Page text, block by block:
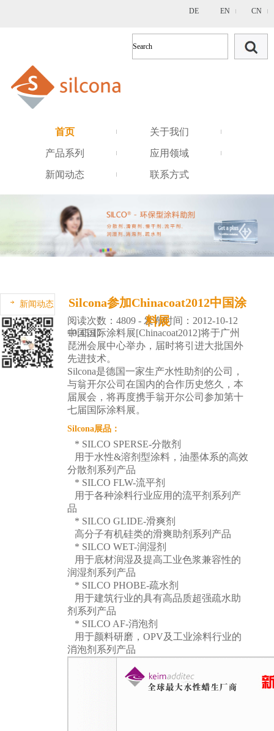
CN
EN
DE
首页 关于我们
产品系列 应用领域
新闻动态 联系方式
新闻动态
Silcona参加Chinacoat2012中国涂
料展
阅读次数：4809 - 发布时间：2012-10-12
10:45:17
中国国际涂料展[Chinacoat2012]将于广州
琵洲会展中心举办，届时将引进大批国外
先进技术。
Silcona是德国一家生产水性助剂 的公司，
与翁开尔公司在国内的合作历史悠久，本
届展会，将再度携手翁开尔公司参加第十
七届国际涂料展。
Silcona展品：
* SILCO SPERSE-分散剂
用于水性&溶剂型涂料，油墨体系的高效
分散剂系列产品
* SILCO FLW-流平剂
用于各种涂料行业应用的流平剂系列产
品
* SILCO GLIDE-滑爽剂
高分子有机硅类的滑爽助剂系列产品
* SILCO WET-润湿剂
用于底材润湿及提高工业色浆兼容性的
润湿剂系列产品
* SILCO PHOBE-疏水剂
用于建筑行业的具有高品质超强疏水助
剂系列产品
* SILCO AF-消泡剂
用于颜料研磨，OPV及工业涂料行业的
消泡剂系列产品